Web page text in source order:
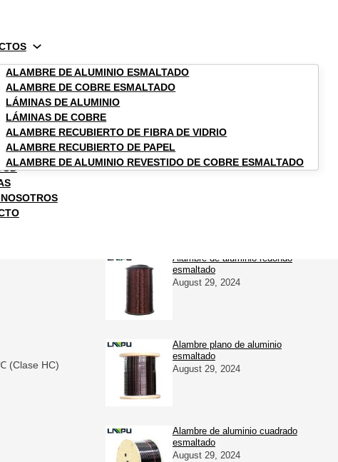
ALAMBRE DE ALUMINIO ESMALTADO
ALAMBRE DE COBRE ESMALTADO
LÁMINAS DE ALUMINIO
LÁMINAS DE COBRE
ALAMBRE RECUBIERTO DE FIBRA DE VIDRIO
ALAMBRE RECUBIERTO DE PAPEL
ALAMBRE DE ALUMINIO REVESTIDO DE COBRE ESMALTADO
Envolvente de Papel
(Clase HC)
Alambre de aluminio redondo
esmaltado
August 29, 2024
Alambre plano de aluminio
esmaltado
August 29, 2024
Alambre de aluminio cuadrado
esmaltado
August 29, 2024